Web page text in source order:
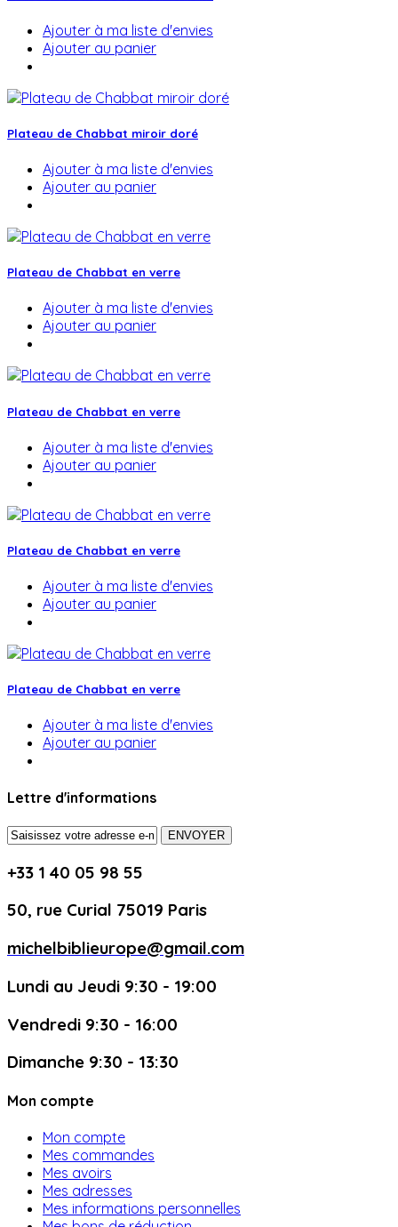
Ajouter à ma liste d'envies
Ajouter au panier
Plateau de Chabbat miroir doré
Ajouter à ma liste d'envies
Ajouter au panier
Plateau de Chabbat en verre
Ajouter à ma liste d'envies
Ajouter au panier
Plateau de Chabbat en verre
Ajouter à ma liste d'envies
Ajouter au panier
Plateau de Chabbat en verre
Ajouter à ma liste d'envies
Ajouter au panier
Plateau de Chabbat en verre
Ajouter à ma liste d'envies
Ajouter au panier
Lettre d'informations
ENVOYER
+33 1 40 05 98 55
50, rue Curial 75019 Paris
michelbiblieurope@gmail.com
Lundi au Jeudi 9:30 - 19:00
Vendredi 9:30 - 16:00
Dimanche 9:30 - 13:30
Mon compte
Mon compte
Mes commandes
Mes avoirs
Mes adresses
Mes informations personnelles